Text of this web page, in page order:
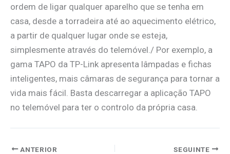
ordem de ligar qualquer aparelho que se tenha em
casa, desde a torradeira até ao aquecimento elétrico,
a partir de qualquer lugar onde se esteja,
simplesmente através do telemóvel./ Por exemplo, a
gama TAPO da TP-Link apresenta lâmpadas e fichas
inteligentes, mais câmaras de segurança para tornar a
vida mais fácil. Basta descarregar a aplicação TAPO
no telemóvel para ter o controlo da própria casa.
ANTERIOR SEGUINTE